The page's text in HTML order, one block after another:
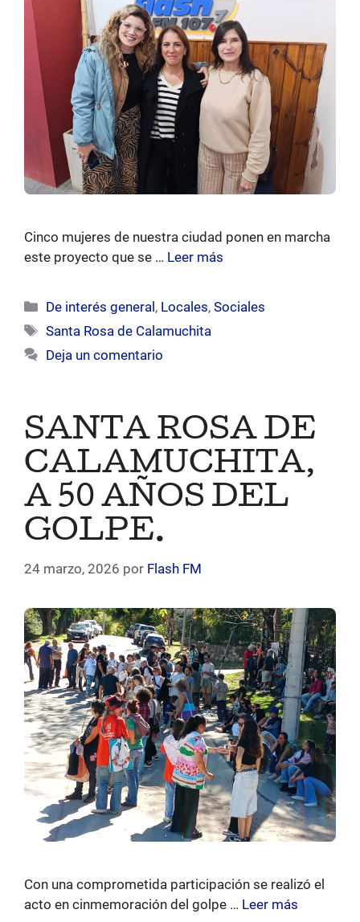
Cinco mujeres de nuestra ciudad ponen en marcha
este proyecto que se … Leer más
Categorías
De interés general, Locales,Sociales
Etiquetas
Santa Rosa de Calamuchita
Deja un comentario
SANTA ROSA DE
CALAMUCHITA,
A 50 AÑOS DEL
GOLPE.
24 marzo, 2026 por Flash FM
Con una comprometida participación se realizó el
acto en cinmemoración del golpe … Leer más